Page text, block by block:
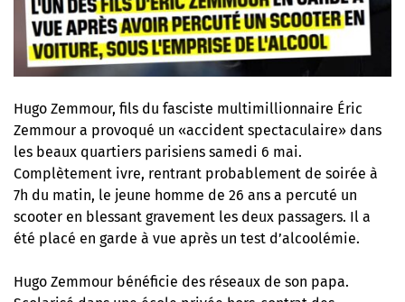
Hugo Zemmour, fils du fasciste multimillionnaire Éric
Zemmour a provoqué un «accident spectaculaire» dans
les beaux quartiers parisiens samedi 6 mai.
Complètement ivre, rentrant probablement de soirée à
7h du matin, le jeune homme de 26 ans a percuté un
scooter en blessant gravement les deux passagers. Il a
été placé en garde à vue après un test d’alcoolémie.
Hugo Zemmour bénéficie des réseaux de son papa.